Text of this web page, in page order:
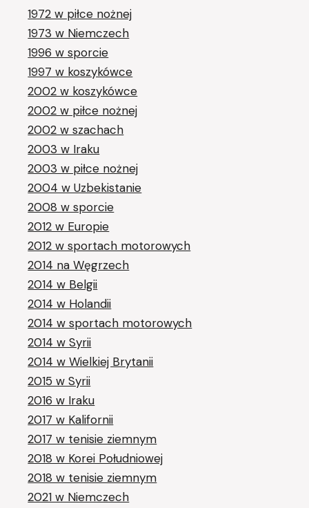
1972 w piłce nożnej
1973 w Niemczech
1996 w sporcie
1997 w koszykówce
2002 w koszykówce
2002 w piłce nożnej
2002 w szachach
2003 w Iraku
2003 w piłce nożnej
2004 w Uzbekistanie
2008 w sporcie
2012 w Europie
2012 w sportach motorowych
2014 na Węgrzech
2014 w Belgii
2014 w Holandii
2014 w sportach motorowych
2014 w Syrii
2014 w Wielkiej Brytanii
2015 w Syrii
2016 w Iraku
2017 w Kalifornii
2017 w tenisie ziemnym
2018 w Korei Południowej
2018 w tenisie ziemnym
2021 w Niemczech